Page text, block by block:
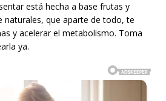
está hecha a base frutas y
naturales, que aparte de todo, te
y acelerar el metabolismo. Toma
ya.